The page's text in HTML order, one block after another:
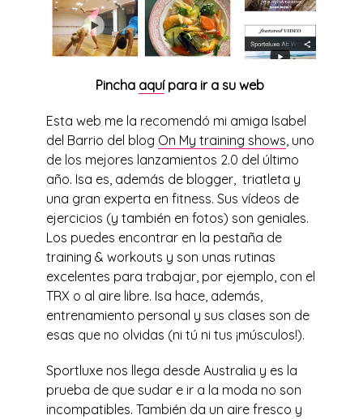
Pincha aquípara ir a su web
Esta web me la recomendó mi amiga Isabel
del Barrio del blog On My training shows , uno
de los mejores lanzamientos 2.0 del último
año. Isa es, además de blogger, triatleta y
una gran experta en fitness. Sus vídeos de
ejercicios (y también en fotos) son geniales.
Los puedes encontrar en la pestaña de
training & workouts y son unas rutinas
excelentes para trabajar, por ejemplo, con el
TRX o al aire libre. Isa hace, además,
entrenamiento personal y sus clases son de
esas que no olvidas (ni tú ni tus ¡músculos!).
Sportluxe nos llega desde Australia y es la
prueba de que sudar e ir a la moda no son
incompatibles. También da un aire fresco y